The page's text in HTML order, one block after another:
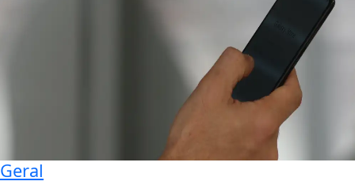
Geral